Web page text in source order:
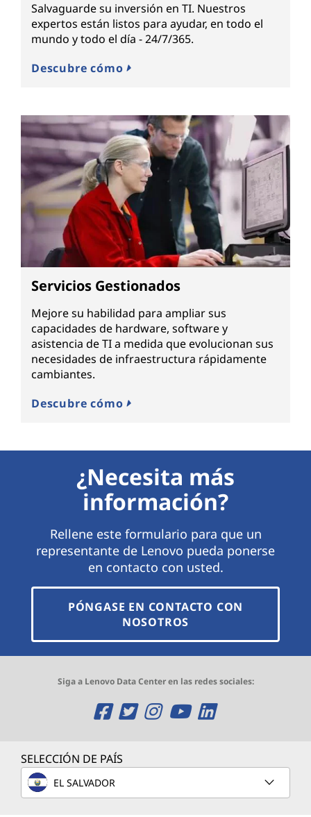
Salvaguarde su inversión en TI. Nuestros
expertos están listos para ayudar, en todo el
mundo y todo el día - 24/7/365.
Descubre cómo
Servicios Gestionados
Mejore su habilidad para ampliar sus
capacidades de hardware, software y
asistencia de TI a medida que evolucionan sus
necesidades de infraestructura rápidamente
cambiantes.
Descubre cómo
¿Necesita más
información?
Rellene este formulario para que un
representante de Lenovo pueda ponerse
en contacto con usted.
PÓNGASE EN CONTACTO CON
NOSOTROS
Siga a Lenovo Data Center en las redes sociales:
O
e
n
O
e
O
e
O
e
O
e
SELECCIÓN DE PAÍS
EL SALVADOR